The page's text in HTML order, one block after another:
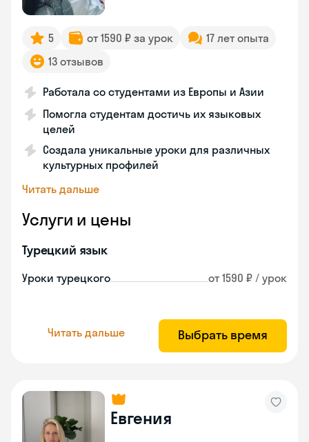
5 от 1590 ₽ за урок
17 лет опыта
13 отзывов
Работала со студентами из Европы и Азии
Помогла студентам достичь их языковых
целей
Создала уникальные уроки для различных
культурных профилей
Читать дальше
Услуги и цены
Турецкий язык
Уроки турецкого от 1590 ₽ / урок
Читать дальше Выбрать время
Евгения